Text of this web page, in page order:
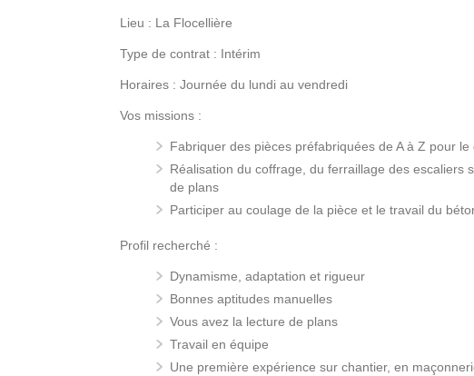
Lieu : La Flocellière
Type de contrat : Intérim
Horaires : Journée du lundi au vendredi
Vos missions :
Fabriquer des pièces préfabriquées de A à Z pour
Réalisation du coffrage, du ferraillage des escaliers
de plans
Participer au coulage de la pièce et le travail du
Profil recherché :
Dynamisme, adaptation et rigueur
Bonnes aptitudes manuelles
Vous avez la lecture de plans
Travail en équipe
Une première expérience sur chantier, en